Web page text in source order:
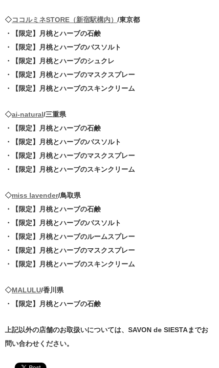
◇ココルミネSTORE（新宿駅構内） /東京都
・【限定】月桃とハーブの石鹸
・【限定】月桃とハーブのバスソルト
・【限定】月桃とハーブのシュクレ
・【限定】月桃とハーブのマスクスプレー
・【限定】月桃とハーブのスキンクリーム
◇ai-natural/三重県
・【限定】月桃とハーブの石鹸
・【限定】月桃とハーブのバスソルト
・【限定】月桃とハーブのマスクスプレー
・【限定】月桃とハーブのスキンクリーム
◇miss lavender/鳥取県
・【限定】月桃とハーブの石鹸
・【限定】月桃とハーブのバスソルト
・【限定】月桃とハーブのルームスプレー
・【限定】月桃とハーブのマスクスプレー
・【限定】月桃とハーブのスキンクリーム
◇MALULU/香川県
・【限定】月桃とハーブの石鹸
上記以外の店舗のお取扱いについては、SAVON de SIESTAまでお
問い合わせください。